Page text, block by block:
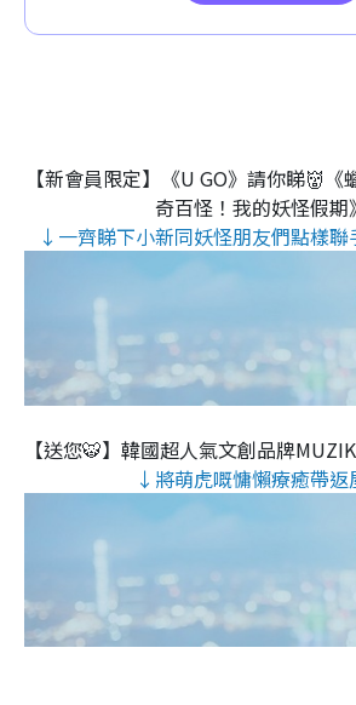
【新會員限定】《U GO》請你睇👹
奇百怪！我的妖怪假期
↓一齊睇下小新同妖怪朋友們點樣
【送您🐯】韓國超人氣文創品牌
↓將萌虎嘅慵懶療癒帶返